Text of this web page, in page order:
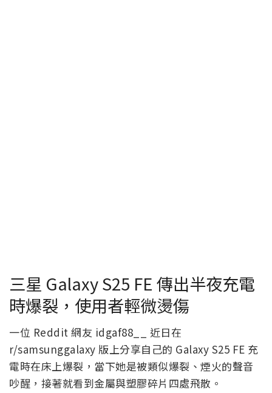
三星 Galaxy S25 FE 傳出半夜充電
時爆裂，使用者輕微燙傷
一位 Reddit 網友 idgaf88__ 近日在
r/samsunggalaxy 版上分享自己的 Galaxy S25 FE 充
電時在床上爆裂，當下她是被類似爆裂、煙火的聲音
吵醒，接著就看到金屬與塑膠碎片四處飛散。